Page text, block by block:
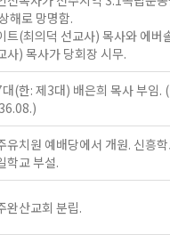
해로 망명함.
트(최의덕 선교사) 목사와 에버
사) 목사가 당회장 시무.
(한: 제3대) 배은희 목사 부임.
유치원 예배당에서 개원. 신흥
학교 부설.
완산교회 분립.